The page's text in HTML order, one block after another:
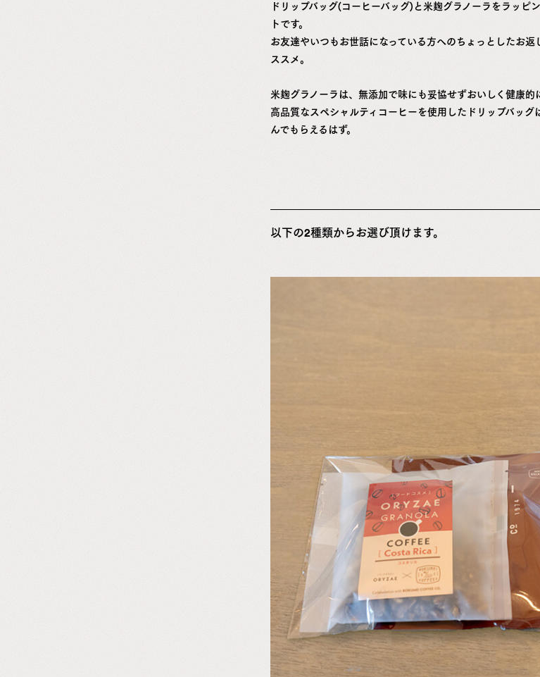
ドリップバッグ(コーヒーバッグ)と米麹グラノーラをラッピ
トです。
お友達やいつもお世話になっている方へのちょっとしたお
ススメ。
米麹グラノーラは、無添加で味にも妥協せずおいしく健康的
高品質なスペシャルティコーヒーを使用したドリップバッ
んでもらえるはず。
以下の2種類からお選び頂けます。